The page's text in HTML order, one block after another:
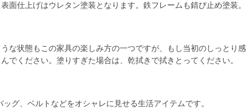
面仕上げはウレタン塗装となります。鉄フレームも錆び止め塗装。
な状態もこの家具の楽しみ方の一つですが、もし当初のしっとり
でください。塗りすぎた場合は、乾拭きで拭きとってください。
グ、ベルトなどをオシャレに見せる生活アイテムです。